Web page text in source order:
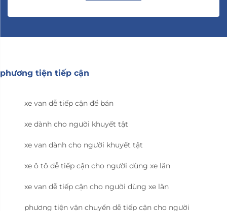
phương tiện tiếp cận
xe van dễ tiếp cận để bán
xe dành cho người khuyết tật
xe van dành cho người khuyết tật
xe ô tô dễ tiếp cận cho người dùng xe lăn
xe van dễ tiếp cận cho người dùng xe lăn
phương tiện vận chuyển dễ tiếp cận cho người